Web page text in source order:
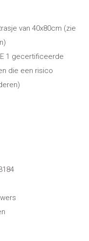
van 40x80cm (zie
1 gecertificeerde
die een risico